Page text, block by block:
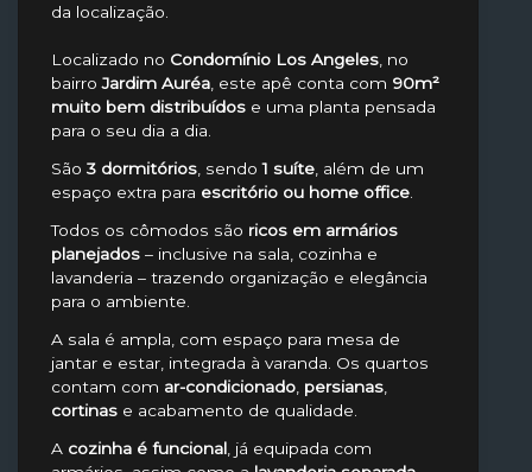
da localização.
Localizado no Condomínio Los Angeles , no
bairroJardim Auréa , este apê conta com 90m²
muito bem distribuídos e uma planta pensada
para o seu dia a dia.
São 3 dormitórios , sendo1 suíte , além de um
espaço extra para escritório ou home office
Todos os cômodos são ricos em armários
planejados – inclusive na sala, cozinha e
lavanderia – trazendo organização e elegância
para o ambiente.
A sala é ampla, com espaço para mesa de
jantar e estar, integrada à varanda. Os quartos
contam com ar-condicionado persianas
cortinas e acabamento de qualidade.
A cozinha é funcional , já equipada com